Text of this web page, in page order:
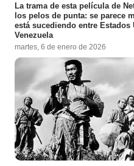
La trama de esta película de
los pelos de punta: se parece
está sucediendo entre Estados
Venezuela
martes, 6 de enero de 2026